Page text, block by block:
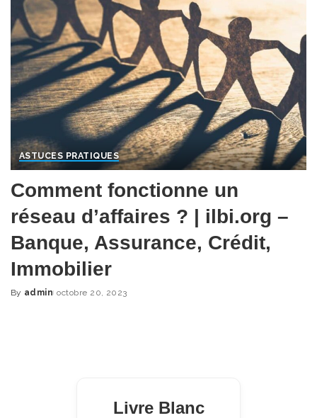
ASTUCES PRATIQUES
Comment fonctionne un
réseau d’affaires ? | ilbi.org –
Banque, Assurance, Crédit,
Immobilier
Posted
By admin octobre 20, 2023
Livre Blanc